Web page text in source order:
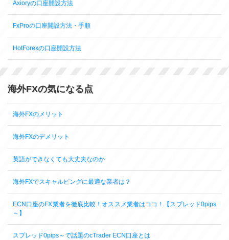
Axioryの口座開設方法
FxProの口座開設方法・手順
HotForexの口座開設方法
海外FXの気になる点
海外FXのメリット
海外FXのデメリット
英語ができなくても大丈夫なのか
海外FXでスキャルピングに最適な業者は？
ECN口座のFX業者を徹底比較！オススメ業者はココ！【スプレッド0pips
～】
スプレッド0pips～で話題のcTrader ECN口座とは